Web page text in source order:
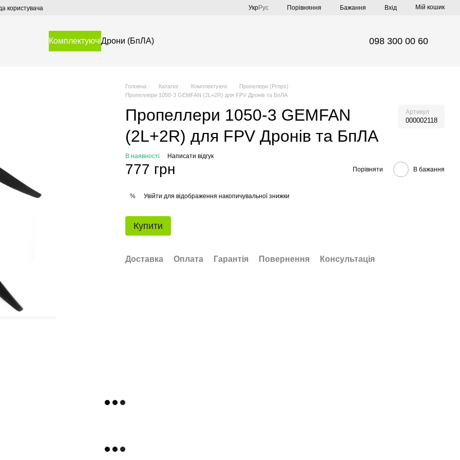
користувача УкрРус Порівняння Бажання Вхід Мій кошик
КомплектуючіДрони (БпЛА) 098 300 00 60
Головна Каталог Комплектуючі
Пропелери (Props)
Пропеллери 1050-3 GEMFAN (2L+2R) для FPV Дронів та БпЛА
Пропеллери 1050-3 GEMFAN
(2L+2R) для FPV Дронів та БпЛА
Артикул
000002118
В наявності Написати відгук
777 грн Порівняти В бажання
% Увійти для відображення накопичувальної знижки
Купити
Доставка Оплата Гарантія Повернення Консультація